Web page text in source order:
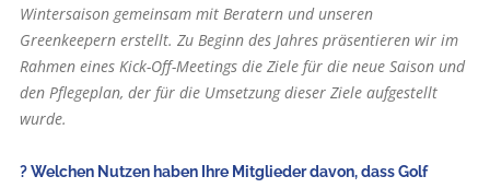
Wintersaison gemeinsam mit Beratern und unseren
Greenkeepern erstellt. Zu Beginn des Jahres präsentieren wir im
Rahmen eines Kick-Off-Meetings die Ziele für die neue Saison und
den Pflegeplan, der für die Umsetzung dieser Ziele aufgestellt
wurde.
? Welchen Nutzen haben Ihre Mitglieder davon, dass Golf